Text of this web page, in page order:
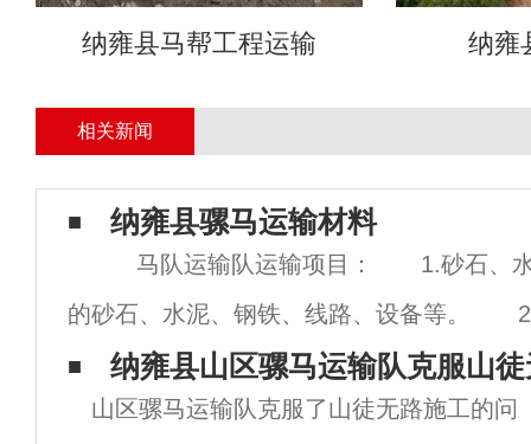
纳雍县马帮工程运输 纳雍
相关新闻
纳雍县骡马运输材料
马队运输队运输项目： 1.砂石、水
的砂石、水泥、钢铁、线路、设备等。
用砂石、水泥、砖石。 3.石材、水泥、
于护坡工程。
纳雍县山区骡马运输队克服山
山区骡马运输队克服了山徒无路施工的问